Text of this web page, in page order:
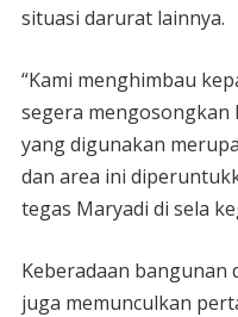
situasi darurat lainnya.
“Kami menghimbau
segera
yang digunakan
dan area ini
tegas Maryadi di sela
Keberadaan bangunan
juga memunculkan